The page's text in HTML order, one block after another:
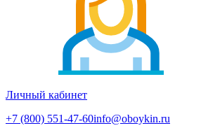
Личный кабинет
+7 (800) 551-47-60info@oboykin.ru